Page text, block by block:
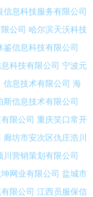
信息科技服务有限公司
公司 哈尔滨天沃科技
鉴信息科技有限公司
息科技有限公司 宁波元
信息技术有限公司 海
斯信息技术有限公司
限公司 重庆笑口常开
廊坊市安次区仇庄浩川
川营销策划有限公司
网业有限公司 盐城市
限公司 江西员服保信